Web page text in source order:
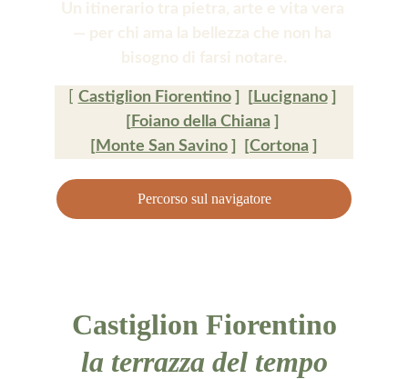
Un itinerario tra pietra, arte e vita vera
— per chi ama la bellezza che non ha
bisogno di farsi notare.
Castiglion Fiorentino ]  [ Lucignano ]
[ Foiano della Chiana ]
[ Monte San Savino ]  [Cortona ]
Percorso sul navigatore
Castiglion Fiorentino
la terrazza del tempo